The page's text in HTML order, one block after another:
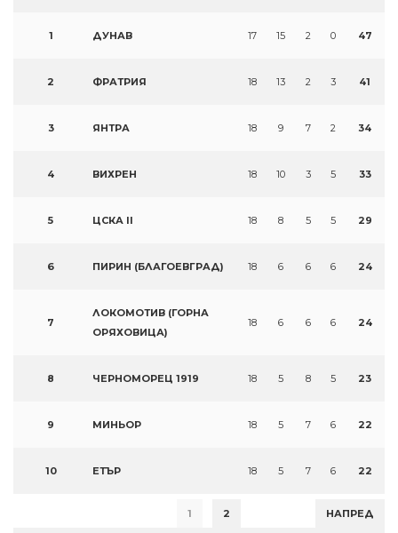
1 ДУНАВ 17 15 2 0 47
2 ФРАТРИЯ 18 13 2 3 41
3 ЯНТРА 18 9 7 2 34
4 ВИХРЕН 18 10 3 5 33
5 ЦСКА II 18 8 5 5 29
6 ПИРИН (БЛАГОЕВГРАД) 18 6 6 6 24
7
ЛОКОМОТИВ (ГОРНА
ОРЯХОВИЦА)
18 6 6 6 24
8 ЧЕРНОМОРЕЦ 1919 18 5 8 5 23
9 МИНЬОР 18 5 7 6 22
10 ЕТЪР 18 5 7 6 22
1 2 НАПРЕД